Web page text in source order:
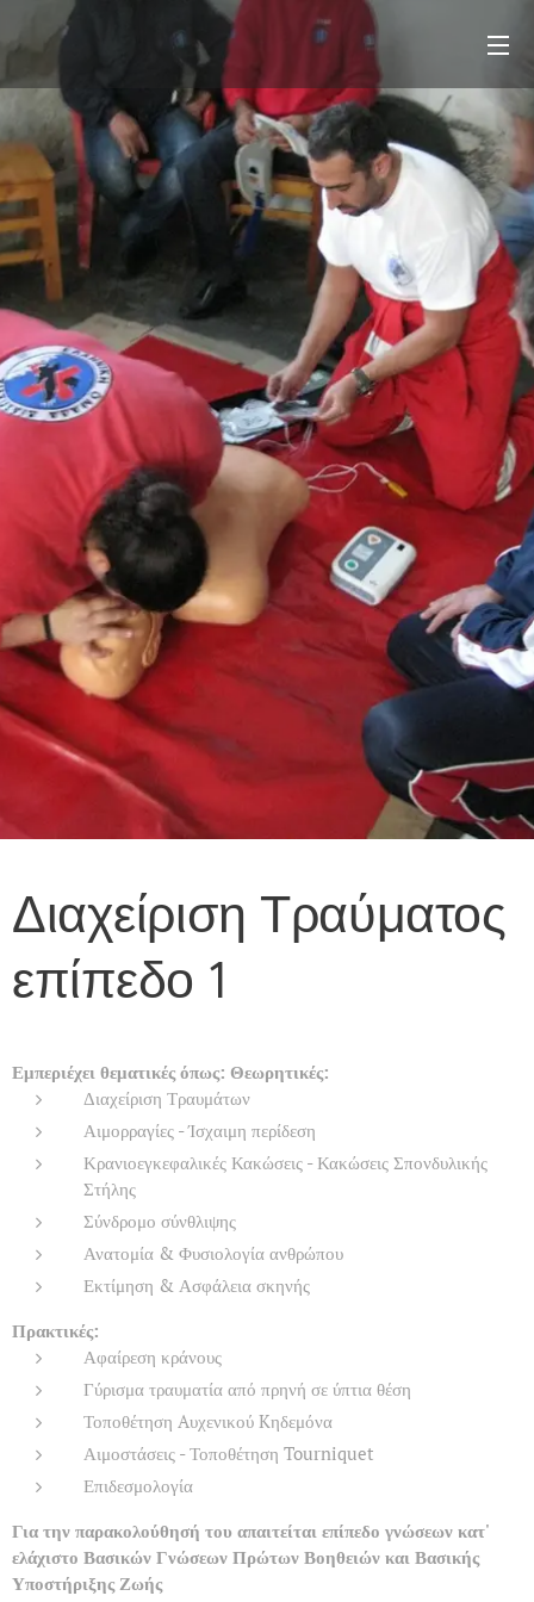
Διαχείριση Τραύματος
επίπεδο 1
Εμπεριέχει θεματικές όπως: Θεωρητικές:
Διαχείριση Τραυμάτων
Αιμορραγίες - Ίσχαιμη περίδεση
Κρανιοεγκεφαλικές Κακώσεις - Κακώσεις Σπονδυλικής
Στήλης
Σύνδρομο σύνθλιψης
Ανατομία & Φυσιολογία ανθρώπου
Εκτίμηση & Ασφάλεια σκηνής
Πρακτικές:
Αφαίρεση κράνους
Γύρισμα τραυματία από πρηνή σε ύπτια θέση
Τοποθέτηση Aυχενικού Kηδεμόνα
Αιμοστάσεις - Τοποθέτηση Tourniquet
Επιδεσμολογία
Για την παρακολούθησή του απαιτείται επίπεδο γνώσεων κατ'
ελάχιστο Βασικών Γνώσεων Πρώτων Βοηθειών και Βασικής
Υποστήριξης Ζωής